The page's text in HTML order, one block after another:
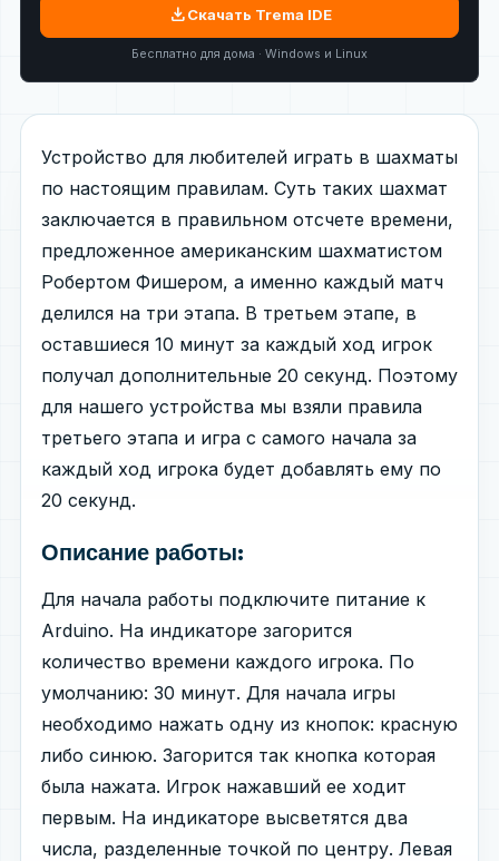
downloadСкачать Trema IDE
Бесплатно для дома · Windows и Linux
Устройство для любителей играть в шахматы
по настоящим правилам. Суть таких шахмат
заключается в правильном отсчете времени,
предложенное американским шахматистом
Робертом Фишером, а именно каждый матч
делился на три этапа. В третьем этапе, в
оставшиеся 10 минут за каждый ход игрок
получал дополнительные 20 секунд. Поэтому
для нашего устройства мы взяли правила
третьего этапа и игра с самого начала за
каждый ход игрока будет добавлять ему по
20 секунд.
Описание работы:
Для начала работы подключите питание к
Arduino. На индикаторе загорится
количество времени каждого игрока. По
умолчанию: 30 минут. Для начала игры
необходимо нажать одну из кнопок: красную
либо синюю. Загорится так кнопка которая
была нажата. Игрок нажавший ее ходит
первым. На индикаторе высветятся два
числа, разделенные точкой по центру. Левая